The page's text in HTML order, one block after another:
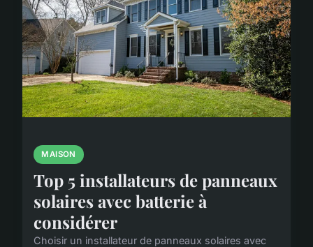
MAISON
Top 5 installateurs de panneaux
solaires avec batterie à
considérer
Choisir un installateur de panneaux solaires avec